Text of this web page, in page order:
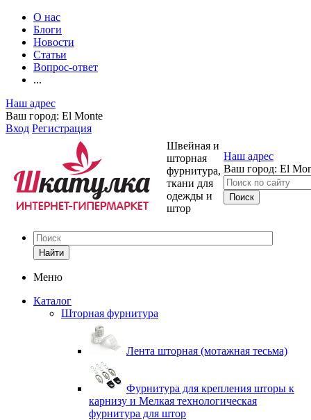
О нас
Блоги
Новости
Статьи
Вопрос-ответ
...
Наш адрес
Ваш город: El Monte
Вход Регистрация
Швейная и
шторная
фурнитура,
ткани для
одежды и
штор
Наш адрес
Ваш город: El
Найти
Меню
Каталог
Шторная фурнитура
Лента шторная (мотажная тесьма)
Фурнитура для крепления шторы к
карнизу и Мелкая технологическая
фурнитура для штор